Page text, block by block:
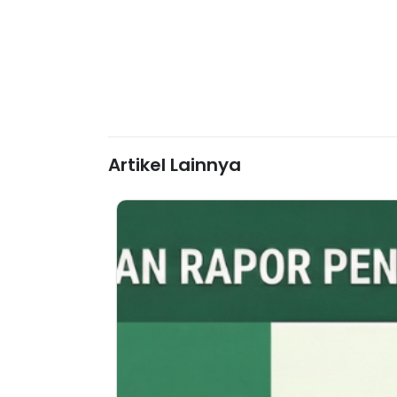
Artikel Lainnya